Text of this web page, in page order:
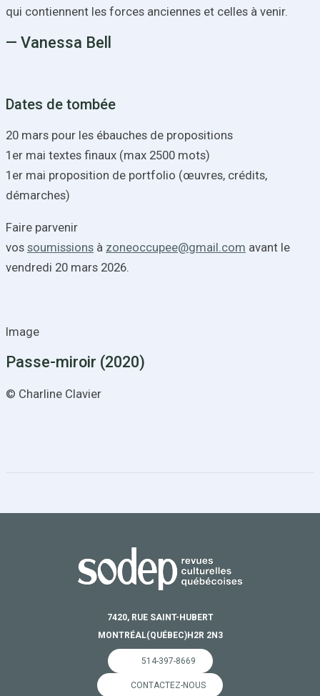
qui contiennent les forces anciennes et celles à venir.
— Vanessa Bell
Dates de tombée
20 mars pour les ébauches de propositions
1er mai textes finaux (max 2500 mots)
1er mai proposition de portfolio (œuvres, crédits,
démarches)
Faire parvenir
vos soumissions à zoneoccupee@gmail.com avant le
vendredi 20 mars 2026.
Image
Passe-miroir (2020)
© Charline Clavier
7420, RUE SAINT-HUBERT
MONTRÉAL(QUÉBEC)H2R 2N3
514-397-8669
CONTACTEZ-NOUS